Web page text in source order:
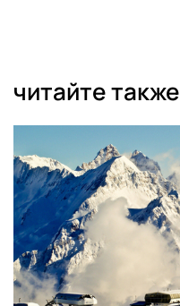
читайте также